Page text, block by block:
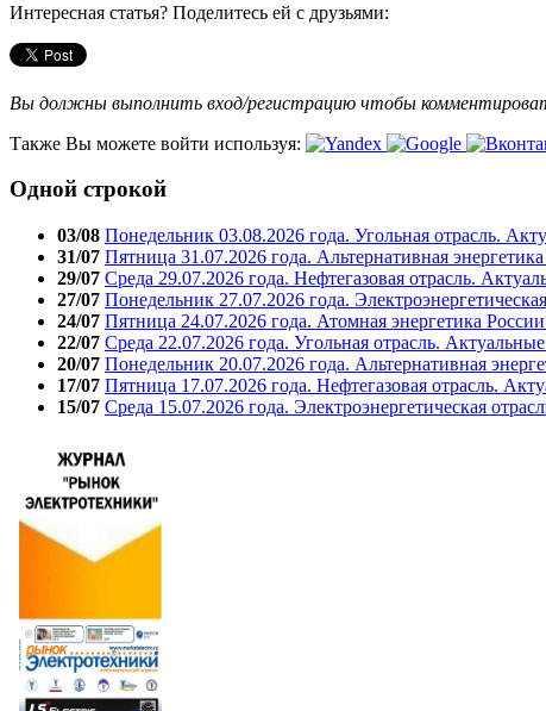
Интересная статья? Поделитесь ей с друзьями:
Вы должны выполнить вход/регистрацию чтобы
Также Вы можете войти используя:
Одной строкой
03/08 Понедельник 03.08.2026 года. Угольная отрасль.
31/07 Пятница 31.07.2026 года. Альтернативная
29/07 Среда 29.07.2026 года. Нефтегазовая отрасль.
27/07 Понедельник 27.07.2026 года.
24/07 Пятница 24.07.2026 года. Атомная энергетика
22/07 Среда 22.07.2026 года. Угольная отрасль.
20/07 Понедельник 20.07.2026 года. Альтернативная
17/07 Пятница 17.07.2026 года. Нефтегазовая отрасль.
15/07 Среда 15.07.2026 года. Электроэнергетическая